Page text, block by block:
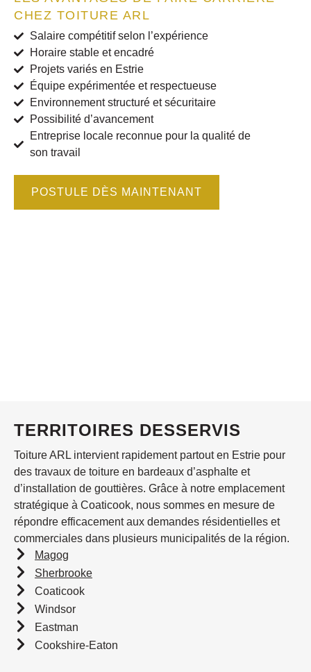
CHEZ TOITURE ARL
Salaire compétitif selon l’expérience
Horaire stable et encadré
Projets variés en Estrie
Équipe expérimentée et respectueuse
Environnement structuré et sécuritaire
Possibilité d’avancement
Entreprise locale reconnue pour la qualité de
son travail
POSTULE DÈS MAINTENANT
TERRITOIRES DESSERVIS
Toiture ARL intervient rapidement partout en Estrie pour
des travaux de toiture en bardeaux d’asphalte et
d’installation de gouttières. Grâce à notre emplacement
stratégique à Coaticook, nous sommes en mesure de
répondre efficacement aux demandes résidentielles et
commerciales dans plusieurs municipalités de la région.
Magog
Sherbrooke
Coaticook
Windsor
Eastman
Cookshire-Eaton